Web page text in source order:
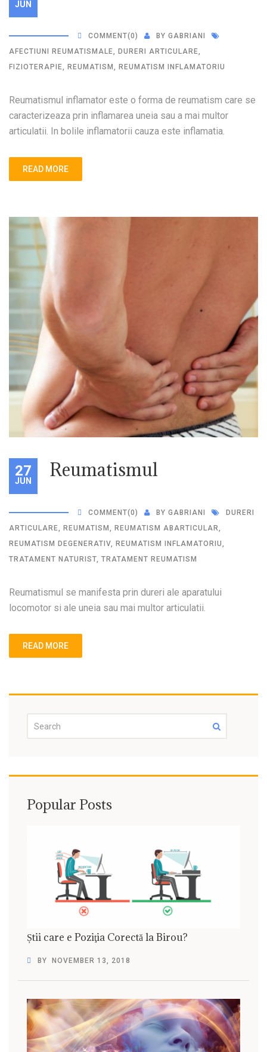
JUN
COMMENT(0) BY GABRIANI
AFECTIUNI REUMATISMALE, DURERI ARTICULARE,
FIZIOTERAPIE, REUMATISM , REUMATISM INFLAMATORIU
Reumatismul inflamator este o forma de reumatism care se
caracterizeaza prin inflamarea uneia sau a mai multor
articulatii. In bolile inflamatorii cauza este inflamatia.
READ MORE
27
JUN Reumatismul
COMMENT(0) BY GABRIANI
DURERI
ARTICULARE, REUMATISM , REUMATISM ABARTICULAR,
REUMATISM DEGENERATIV, REUMATISM INFLAMATORIU,
TRATAMENT NATURIST, TRATAMENT REUMATISM
Reumatismul se manifesta prin dureri ale aparatului
locomotor si ale uneia sau mai multor articulatii.
READ MORE
Popular Posts
Știi care e Poziţia Corectă la Birou?
BY NOVEMBER 13, 2018